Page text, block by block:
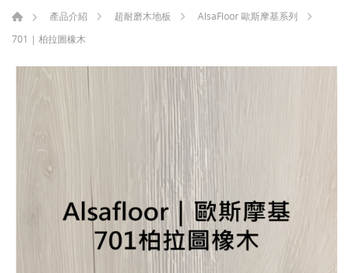
產品介紹 超耐磨木地板
AlsaFloor 歐斯摩基系列
701 | 柏拉圖橡木